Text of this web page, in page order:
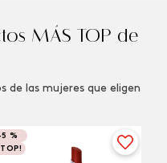
MÁS TOP de
de las mujeres que eligen
5 %